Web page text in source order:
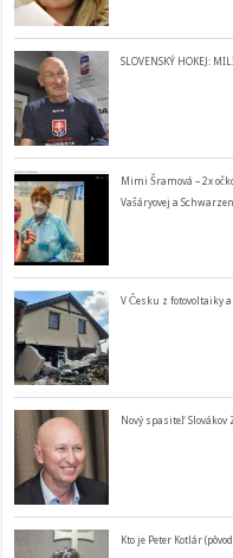
SLOVENSKÝ HOKEJ:
Mimi Šramová – 2x
Vašáryovej a
V Česku z fotovoltaiky
Nový spasiteľ
Kto je Peter Kotlár